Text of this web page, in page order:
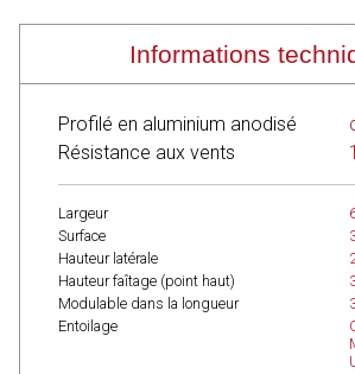
Informations
Profilé en aluminium anodisé
Résistance aux vents
Largeur
Surface
Hauteur latérale
Hauteur faîtage (point haut)
Modulable dans la longueur
Entoilage